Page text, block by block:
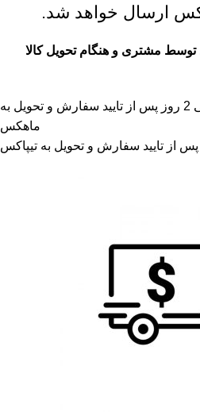
ارسال خواهد شد.
توسط مشتری و هنگام تحویل کالا
زمان تحویل 1 الی 2 روز پس از تایید سفارش و تحویل به
ماهکس